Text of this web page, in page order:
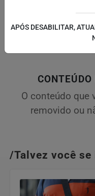
O conteúdo que
removido ou
/Talvez você
APÓS DESABILITAR,